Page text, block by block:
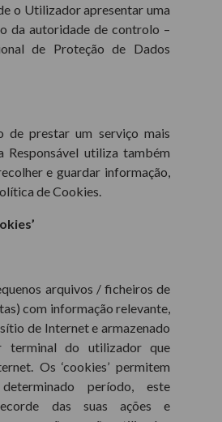
o Utilizador apresentar uma
da autoridade de controlo –
de Proteção de Dados
de prestar um serviço mais
Responsável utiliza também
e guardar informação,
de Cookies.
arquivos / ficheiros de
com informação relevante,
de Internet e armazenado
terminal do utilizador que
Os ‘cookies’ permitem
período, este
das suas ações e